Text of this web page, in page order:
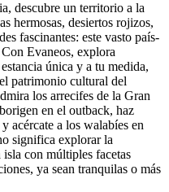
descubre un territorio a la
hermosas, desiertos rojizos,
fascinantes: este vasto país-
Evaneos, explora
única y a tu medida,
patrimonio cultural del
los arrecifes de la Gran
en el outback, haz
acércate a los walabíes en
significa explorar la
con múltiples facetas
ya sean tranquilas o más